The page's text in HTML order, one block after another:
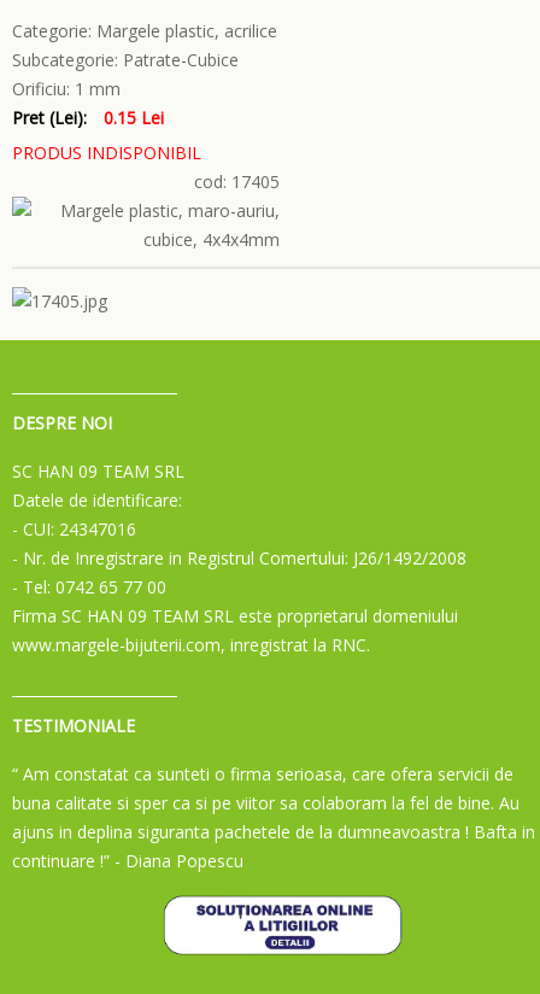
Categorie: Margele plastic, acrilice
Subcategorie: Patrate-Cubice
Orificiu: 1 mm
Pret (Lei):
0.15 Lei
PRODUS INDISPONIBIL
cod: 17405
DESPRE NOI
SC HAN 09 TEAM SRL
Datele de identificare:
- CUI: 24347016
- Nr. de Inregistrare in Registrul Comertului: J26/1492/2008
- Tel: 0742 65 77 00
Firma SC HAN 09 TEAM SRL este proprietarul domeniului
www.margele-bijuterii.com, inregistrat la RNC.
TESTIMONIALE
“ Am constatat ca sunteti o firma serioasa, care ofera servicii de
buna calitate si sper ca si pe viitor sa colaboram la fel de bine. Au
ajuns in deplina siguranta pachetele de la dumneavoastra ! Bafta in
continuare !” - Diana Popescu